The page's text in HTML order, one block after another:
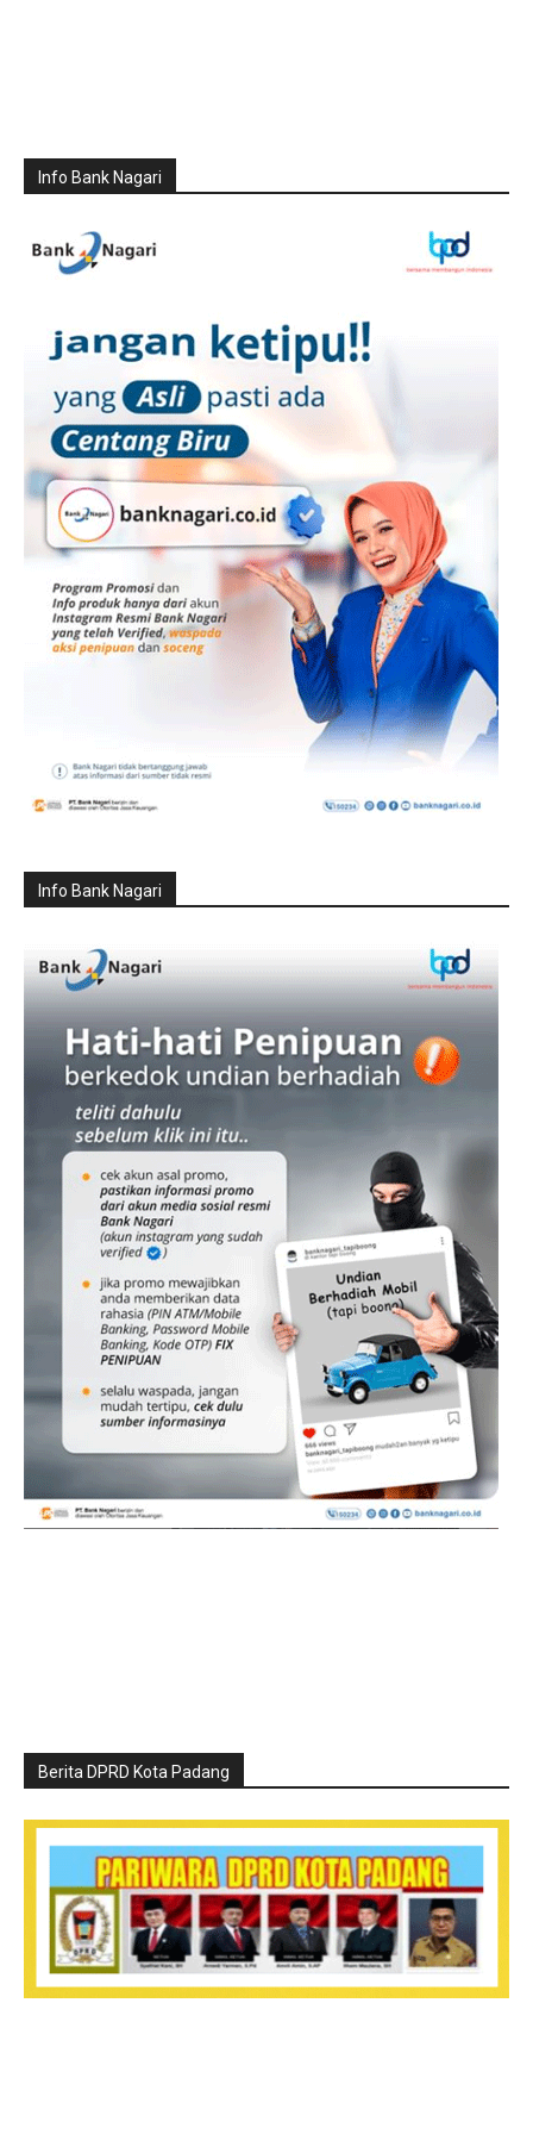
Info Bank Nagari
Info Bank Nagari
Berita DPRD Kota Padang